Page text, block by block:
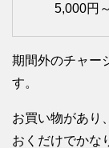
5,000円
期間外のチャー
す。
お買い物があり
おくだけでかな